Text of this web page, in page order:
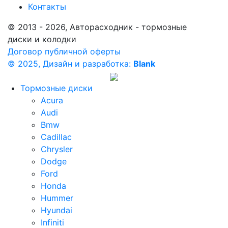
Контакты
© 2013 - 2026, Авторасходник - тормозные
диски и колодки
Договор публичной оферты
© 2025, Дизайн и разработка: Blank
Тормозные диски
Acura
Audi
Bmw
Cadillac
Chrysler
Dodge
Ford
Honda
Hummer
Hyundai
Infiniti